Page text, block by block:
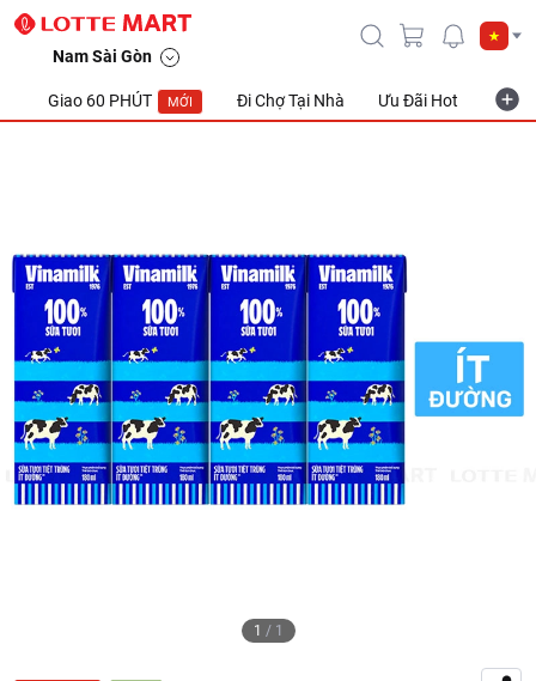
Nam Sài Gòn
Giao 60 PHÚT MỚI Đi Chợ Tại Nhà Ưu Đãi Hot
1 / 1